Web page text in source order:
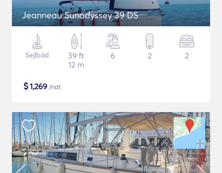
Jeanneau Sunodyssey 39 DS
Sejlbåd
39 ft
12 m
6 2 2
$1,269 /nat